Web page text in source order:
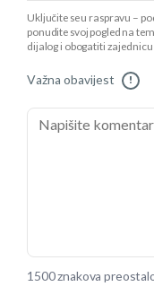
Uključite se u raspravu –
ponudite svoj pogled na
dijalog i obogatiti
Važna obavijest !
1500 znakova